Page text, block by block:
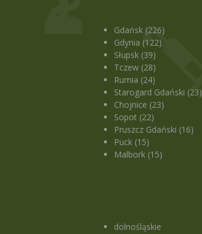
Gdańsk (226)
Gdynia (122)
Słupsk (39)
Tczew (28)
Rumia (24)
Starogard Gdański (23)
Chojnice (23)
Sopot (22)
Pruszcz Gdański (16)
Puck (15)
Malbork (15)
dolnośląskie